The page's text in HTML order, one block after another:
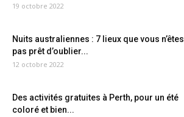
19 octobre 2022
Nuits australiennes : 7 lieux que vous n’êtes
pas prêt d’oublier...
12 octobre 2022
Des activités gratuites à Perth, pour un été
coloré et bien...